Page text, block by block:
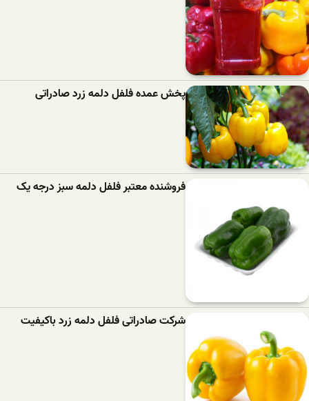
پخش عمده فلفل دلمه زرد صادراتی
فروشنده معتبر فلفل دلمه سبز درجه یک
شرکت صادراتی فلفل دلمه زرد باکیفیت